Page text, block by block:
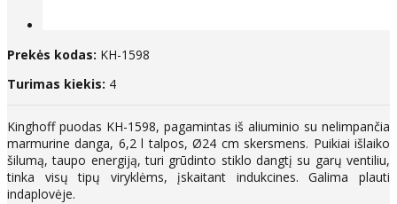
Prekės kodas: KH-1598
Turimas kiekis: 4
Kinghoff puodas KH-1598, pagamintas iš aliuminio su nelimpančia
marmurine danga, 6,2 l talpos, Ø24 cm skersmens. Puikiai išlaiko
šilumą, taupo energiją, turi grūdinto stiklo dangtį su garų ventiliu,
tinka visų tipų viryklėms, įskaitant indukcines. Galima plauti
indaplovėje.